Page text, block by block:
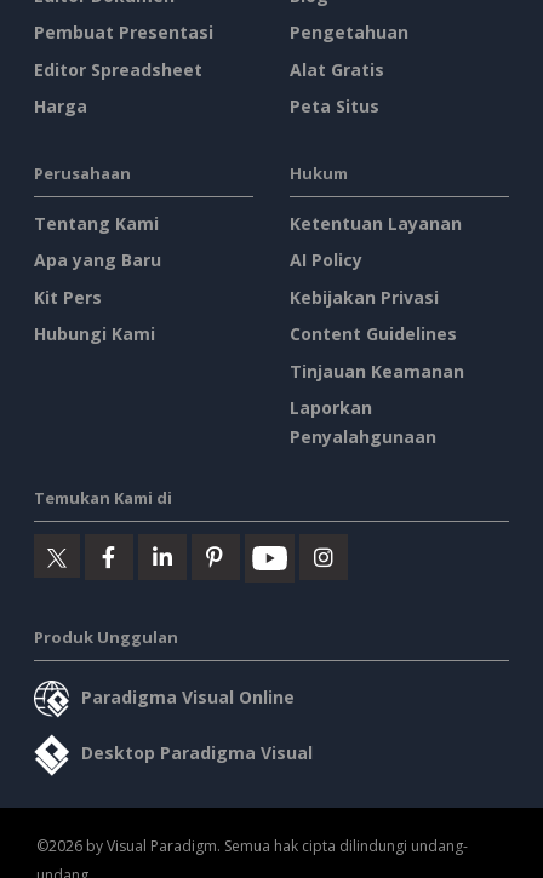
Pembuat Presentasi
Editor Spreadsheet
Harga
Pengetahuan
Alat Gratis
Peta Situs
Perusahaan
Tentang Kami
Apa yang Baru
Kit Pers
Hubungi Kami
Hukum
Ketentuan Layanan
AI Policy
Kebijakan Privasi
Content Guidelines
Tinjauan Keamanan
Laporkan
Penyalahgunaan
Temukan Kami di
Produk Unggulan
Paradigma Visual Online
Desktop Paradigma Visual
©2026 by Visual Paradigm. Semua hak cipta dilindungi undang-